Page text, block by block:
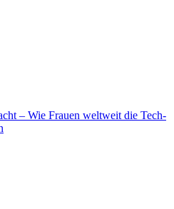
– Wie Frauen weltweit die Tech-